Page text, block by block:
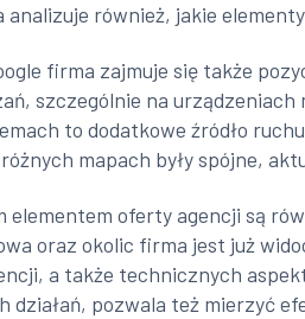
analizuje również, jakie
firma zajmuje się także
szczególnie na
to dodatkowe źródło
mapach były spójne,
elementem oferty agencji są
oraz okolic firma jest już
a także technicznych
działań, pozwala też mierzyć